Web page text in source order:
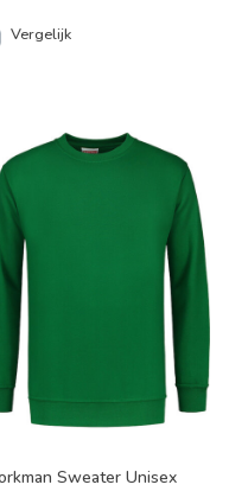
Vergelijk
Sweater Unisex